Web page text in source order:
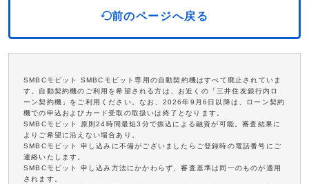
前のページへ戻る
SMBCモビット SMBCモビット専用の自動契約機はすべて廃止されていま
す。自動契約機のご利用を希望される方は、お近くの「三井住友銀行内ロ
ーン契約機」をご利用ください。なお、2026年9月6日以降は、ローン契約
機での申込およびカード受取の取扱いは終了となります。
SMBCモビット 原則24時間最短3分で振込による融資が可能。審査結果に
よりご希望に沿えない場合あり。
SMBCモビット 申し込みに不備がございましたらご登録時の電話番号にご
連絡いたします。
SMBCモビット 申し込み方法にかかわらず、審査基準は同一のものが適用
されます。